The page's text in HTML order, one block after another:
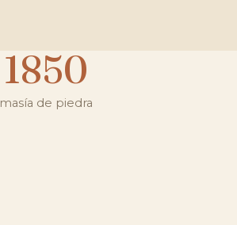
1850
masía de piedra